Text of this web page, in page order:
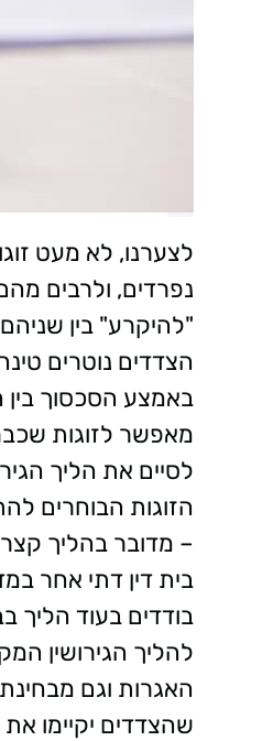
לצערנו, לא מעט
נפרדים, ולרבים
"להיקרע" בין
הצדדים נוטרים
באמצע הסכסוך בין
מאפשר לזוגות
לסיים את הליך
הזוגות הבוחרים
– מדובר בהליך
בית דין דתי אחר
בודדים בעוד הליך
להליך הגירושין
האגרות וגם
שהצדדים יקיימו